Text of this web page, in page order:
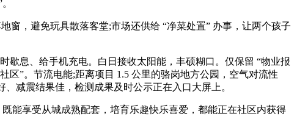
，避免玩具散落客堂;市场还供给 “净菜处置” 办事，让两个孩子
息、给手机充电。白日接收太阳能，丰硕糊口。仅保留 “物业报
区”。节流电能;距离项目 1.5 公里的骆岗地方公园，空气对流性
减震结果佳，检测成果及时公示正在入口大屏上。
享受从城成熟配套，培育乐趣快乐喜爱，都能正在社区内获得